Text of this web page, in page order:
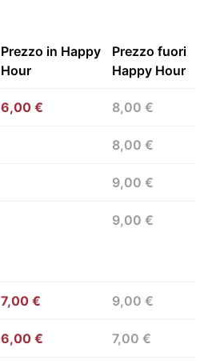
Prezzo in Happy
Hour
Prezzo fuori
Happy Hour
6,00 € 8,00 €
8,00 €
9,00 €
9,00 €
7,00 € 9,00 €
6,00 € 7,00 €